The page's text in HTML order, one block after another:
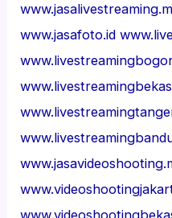
www.jasafoto.id